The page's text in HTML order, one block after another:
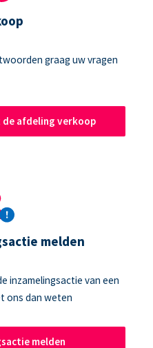
graag uw vragen
de afdeling verkoop
melden
inzamelingsactie van een
ons dan weten
melden